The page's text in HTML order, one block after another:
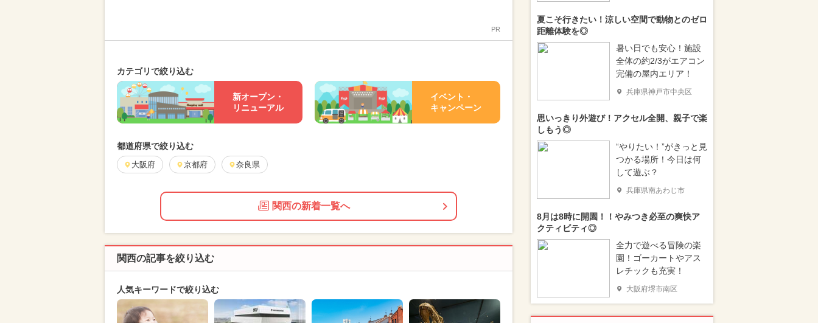
PR
カテゴリで絞り込む
新オープン・
リニューアル
イベント・
キャンペーン
都道府県で絞り込む
大阪府 京都府 奈良県
関西の新着一覧へ
関西の記事を絞り込む
人気キーワードで絞り込む
夏こそ行きたい！涼しい空間で動物とのゼロ
距離体験を◎
暑い日でも安心！施設
全体の約2/3がエアコン
完備の屋内エリア！
兵庫県神戸市中央区
思いっきり外遊び！アクセル全開、親子で楽
しもう◎
“やりたい！”がきっと見
つかる場所！今日は何
して遊ぶ？
兵庫県南あわじ市
8月は8時に開園！！やみつき必至の爽快ア
クティビティ◎
全力で遊べる冒険の楽
園！ゴーカートやアス
レチックも充実！
大阪府堺市南区